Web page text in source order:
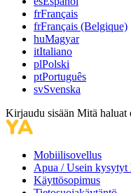
frFrançais
frFrançais (Belgique)
huMagyar
itItaliano
plPolski
ptPortuguês
svSvenska
Kirjaudu sisään Mitä haluat
Mobiilisovellus
Apua / Usein kysytyt
Käyttösopimus